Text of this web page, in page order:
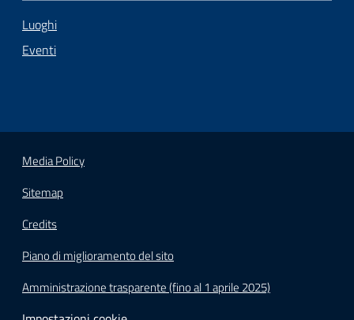
Luoghi
Eventi
Media Policy
Sitemap
Credits
Piano di miglioramento del sito
Amministrazione trasparente (fino al 1 aprile 2025)